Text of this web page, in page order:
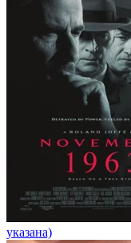
указана)